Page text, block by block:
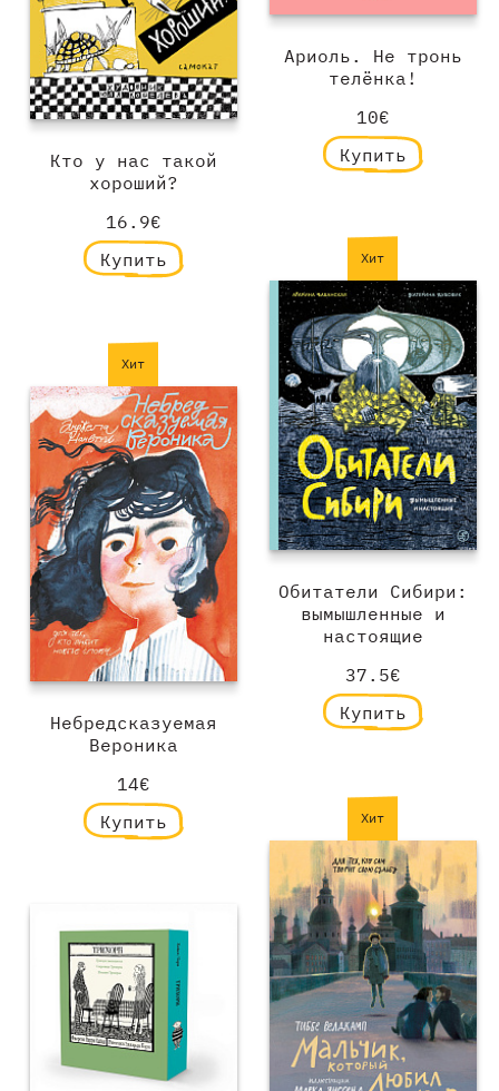
Ариоль. Не тронь
телёнка!
10€
Купить
Кто у нас такой
хороший?
16.9€
Купить
Хит
Обитатели Сибири:
вымышленные и
настоящие
37.5€
Купить
Хит
Небредсказуемая
Вероника
14€
Купить
Хит